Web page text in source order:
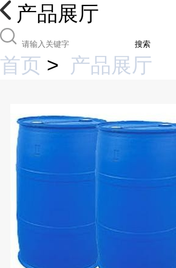
产品展厅
搜索
首页 > 产品展厅